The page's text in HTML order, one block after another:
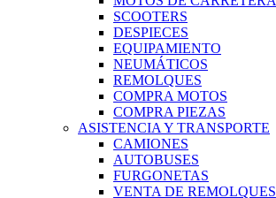
SCOOTERS
DESPIECES
EQUIPAMIENTO
NEUMÁTICOS
REMOLQUES
COMPRA MOTOS
COMPRA PIEZAS
ASISTENCIA Y TRANSPORTE
CAMIONES
AUTOBUSES
FURGONETAS
VENTA DE REMOLQUES